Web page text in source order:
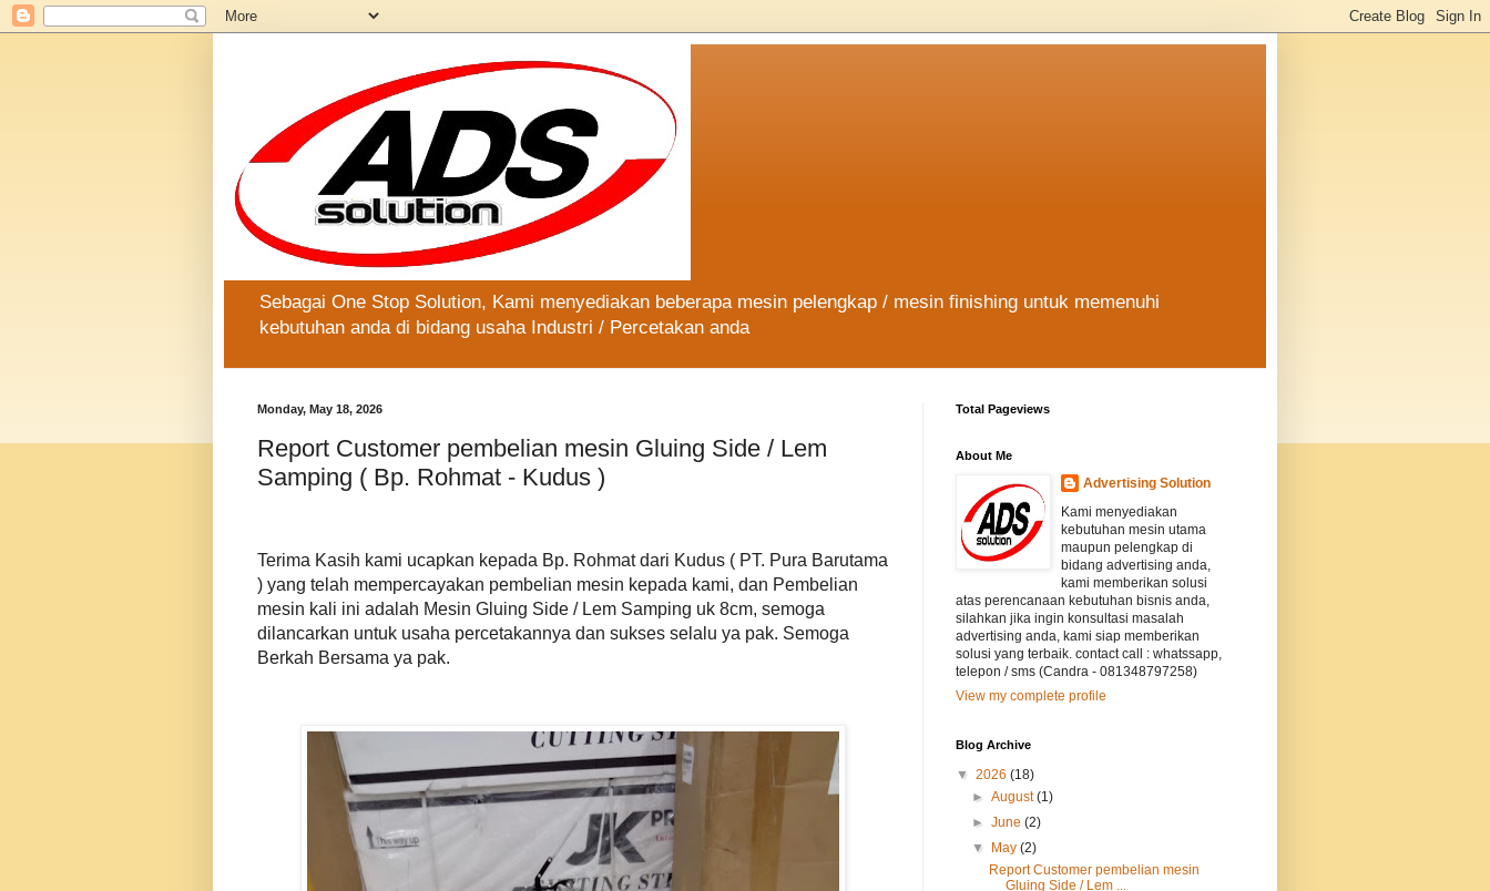
Sebagai One Stop Solution, Kami menyediakan beberapa mesin pelengkap / mesin finishing untuk memenuhi
kebutuhan anda di bidang usaha Industri / Percetakan anda
Monday, May 18, 2026
Report Customer pembelian mesin Gluing Side / Lem
Samping ( Bp. Rohmat - Kudus )
Terima Kasih kami ucapkan kepada Bp. Rohmat dari Kudus ( PT. Pura Barutama
) yang telah mempercayakan pembelian mesin kepada kami, dan Pembelian
mesin kali ini adalah Mesin Gluing Side / Lem Samping uk 8cm, semoga
dilancarkan untuk usaha percetakannya dan sukses selalu ya pak. Semoga
Berkah Bersama ya pak.
Total Pageviews
About Me
Advertising Solution
Kami menyediakan
kebutuhan mesin utama
maupun pelengkap di
bidang advertising anda,
kami memberikan solusi
atas perencanaan kebutuhan bisnis anda,
silahkan jika ingin konsultasi masalah
advertising anda, kami siap memberikan
solusi yang terbaik. contact call : whatssapp,
telepon / sms (Candra - 081348797258)
View my complete profile
Blog Archive
▼ 2026 (18)
►August(1)
►June(2)
▼
May(2)
Report Customer pembelian mesin
Gluing Side / Lem ...